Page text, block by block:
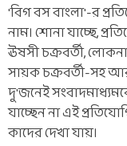
'বিগ বস বাংলা'-র
নাম। শোনা যাচ্ছে,
ঊষসী চক্রবর্তী,
সায়ক চক্রবর্তী-সহ
দু'জনেই
যাচ্ছেন না এই
কাদের দেখা যায়।